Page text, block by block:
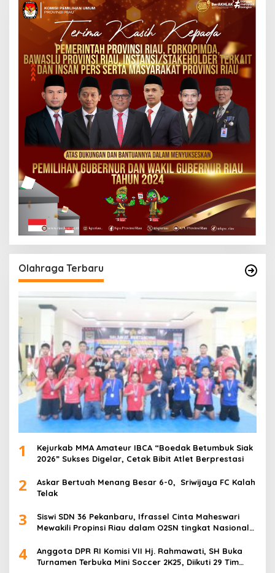
Olahraga Terbaru
1
Kejurkab MMA Amateur IBCA “Boedak Betumbuk Siak
2026” Sukses Digelar, Cetak Bibit Atlet Berprestasi
2
Askar Bertuah Menang Besar 6-0, Sriwijaya FC Kalah
Telak
3
Siswi SDN 36 Pekanbaru, Ifrassel Cinta Maheswari
Mewakili Propinsi Riau dalam O2SN tingkat Nasional
4
Anggota DPR RI Komisi VII Hj. Rahmawati, SH Buka
Turnamen Terbuka Mini Soccer 2K25, Diikuti 29 Tim